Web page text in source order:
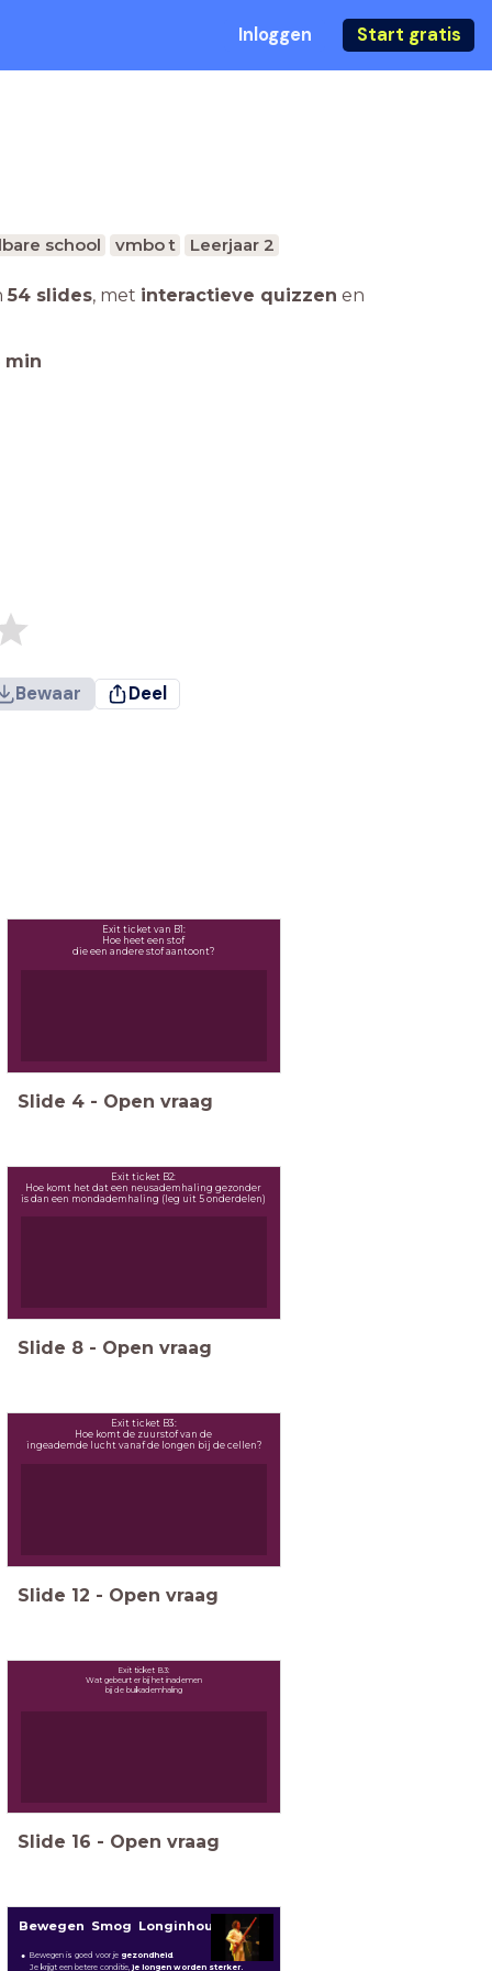
Inloggen Start gratis
school vmbo t Leerjaar 2
54 slides, met interactieve quizzen en
min
Bewaar Deel
Exit ticket van B1:
Hoe heet een stof
die een andere stof aantoont?
Slide 4 - Open vraag
Exit ticket B2:
Hoe komt het dat een neusademhaling gezonder
is dan een mondademhaling (leg uit 5 onderdelen)
Slide 8 - Open vraag
Exit ticket B3:
Hoe komt de zuurstof van de
ingeademde lucht vanaf de longen bij de cellen?
Slide 12 - Open vraag
Exit ticket B3:
Wat gebeurt er bij het inademen
bij de buikademhaling
Slide 16 - Open vraag
Bewegen Smog Longinhoud
Bewegen is goed voor je gezondheid.
Je krijgt een betere conditie, je longen worden sterker.